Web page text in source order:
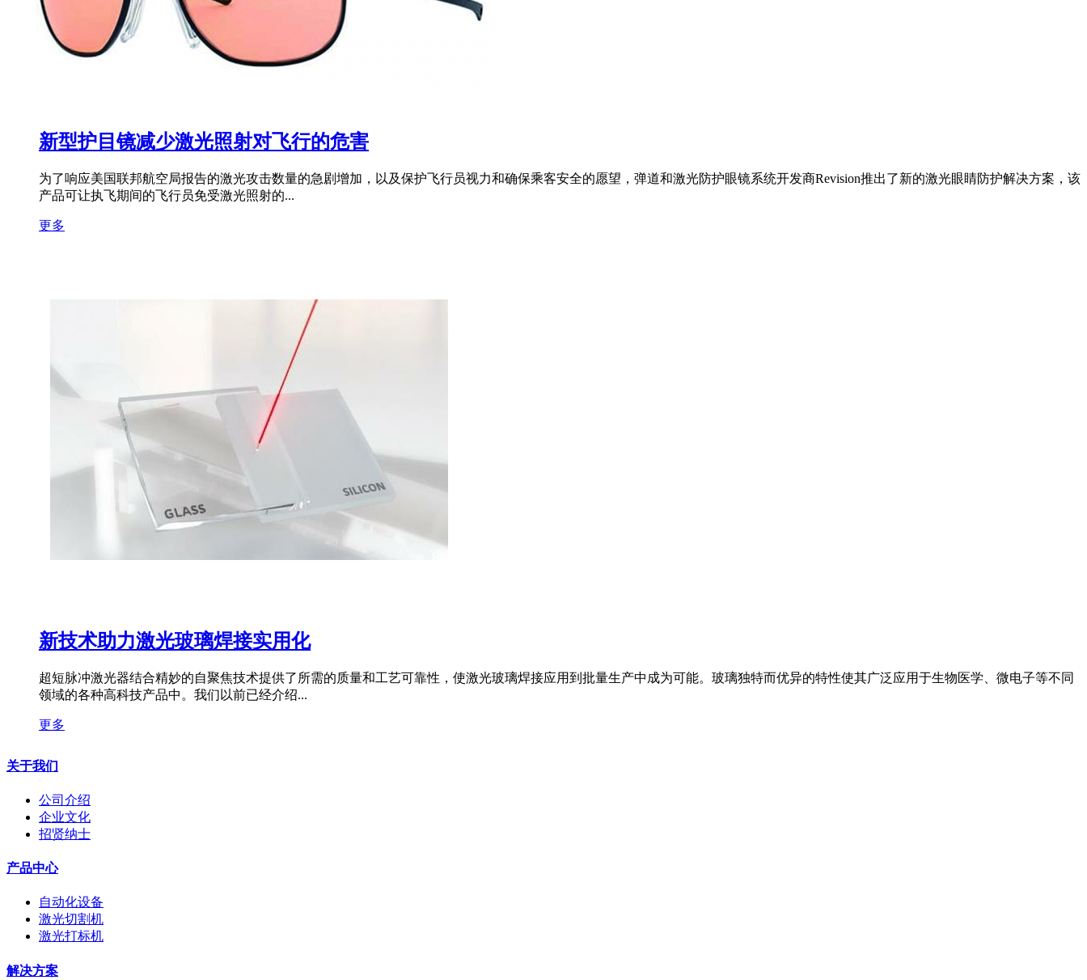
新型护目镜减少激光照射对飞行的危害
为了响应美国联邦航空局报告的激光攻击数量的急剧增加，以及保护飞行员视力和确保乘客安全的愿望，弹道和激光防护眼镜系统开发商Revision推出了新的激光眼睛防护解决方案，该
产品可让执飞期间的飞行员免受激光照射的...
更多
新技术助力激光玻璃焊接实用化
超短脉冲激光器结合精妙的自聚焦技术提供了所需的质量和工艺可靠性，使激光玻璃焊接应用到批量生产中成为可能。玻璃独特而优异的特性使其广泛应用于生物医学、微电子等不同
领域的各种高科技产品中。我们以前已经介绍...
更多
关于我们
公司介绍
企业文化
招贤纳士
产品中心
自动化设备
激光切割机
激光打标机
解决方案